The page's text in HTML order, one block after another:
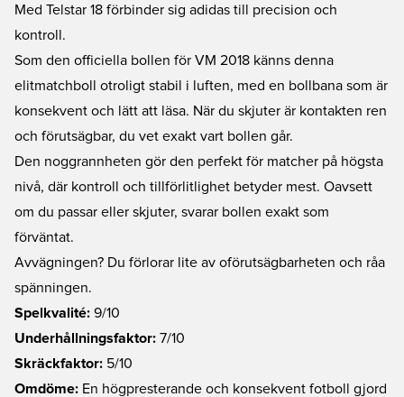
Med Telstar 18 förbinder sig adidas till precision och
kontroll.
Som den officiella bollen för VM 2018 känns denna
elitmatchboll otroligt stabil i luften, med en bollbana som är
konsekvent och lätt att läsa. När du skjuter är kontakten ren
och förutsägbar, du vet exakt vart bollen går.
Den noggrannheten gör den perfekt för matcher på högsta
nivå, där kontroll och tillförlitlighet betyder mest. Oavsett
om du passar eller skjuter, svarar bollen exakt som
förväntat.
Avvägningen? Du förlorar lite av oförutsägbarheten och råa
spänningen.
Spelkvalité: 9/10
Underhållningsfaktor: 7/10
Skräckfaktor: 5/10
Omdöme: En högpresterande och konsekvent fotboll gjord